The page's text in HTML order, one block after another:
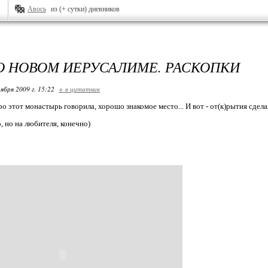
Авось из (+ сутки) дневников
НОВОМ ИЕРУСАЛИМЕ. РАСКОПКИ
2009 г. 15:22 + в цитатник
этот монастырь говорила, хорошо знакомое место... И вот - от(к)рытия
но на любителя, конечно)